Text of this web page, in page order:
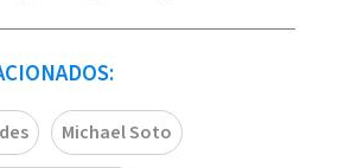
Michael Soto